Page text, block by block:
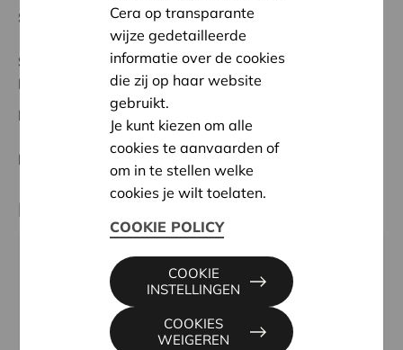
Startdatum:
04/02/2026
Status:
Volledig
Mechelen - Klein-Brabant
Datum:
04/02/2026
Beslissing: Goedgekeurd
Partner
Mechels Harmonie Orkest vzw, Mechelsesteenweg
243, 2860 SINT-KATELIJNE-WAVER
mechelsharmonieorkest@gmail.com
https://www.mechelsharmonieorkest.be
Cera op transparante
wijze gedetailleerde
informatie over de cookies
die zij op haar website
gebruikt.
Je kunt kiezen om alle
cookies te aanvaarden of
om in te stellen welke
cookies je wilt toelaten.
COOKIE POLICY
COOKIES
WEIGEREN
COOKIE
INSTELLINGEN